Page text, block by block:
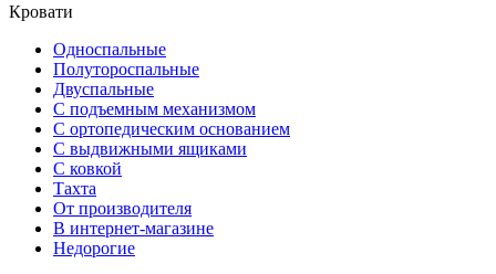
Кровати
Односпальные
Полутороспальные
Двуспальные
С подъемным механизмом
С ортопедическим основанием
С выдвижными ящиками
С ковкой
Тахта
От производителя
В интернет-магазине
Недорогие